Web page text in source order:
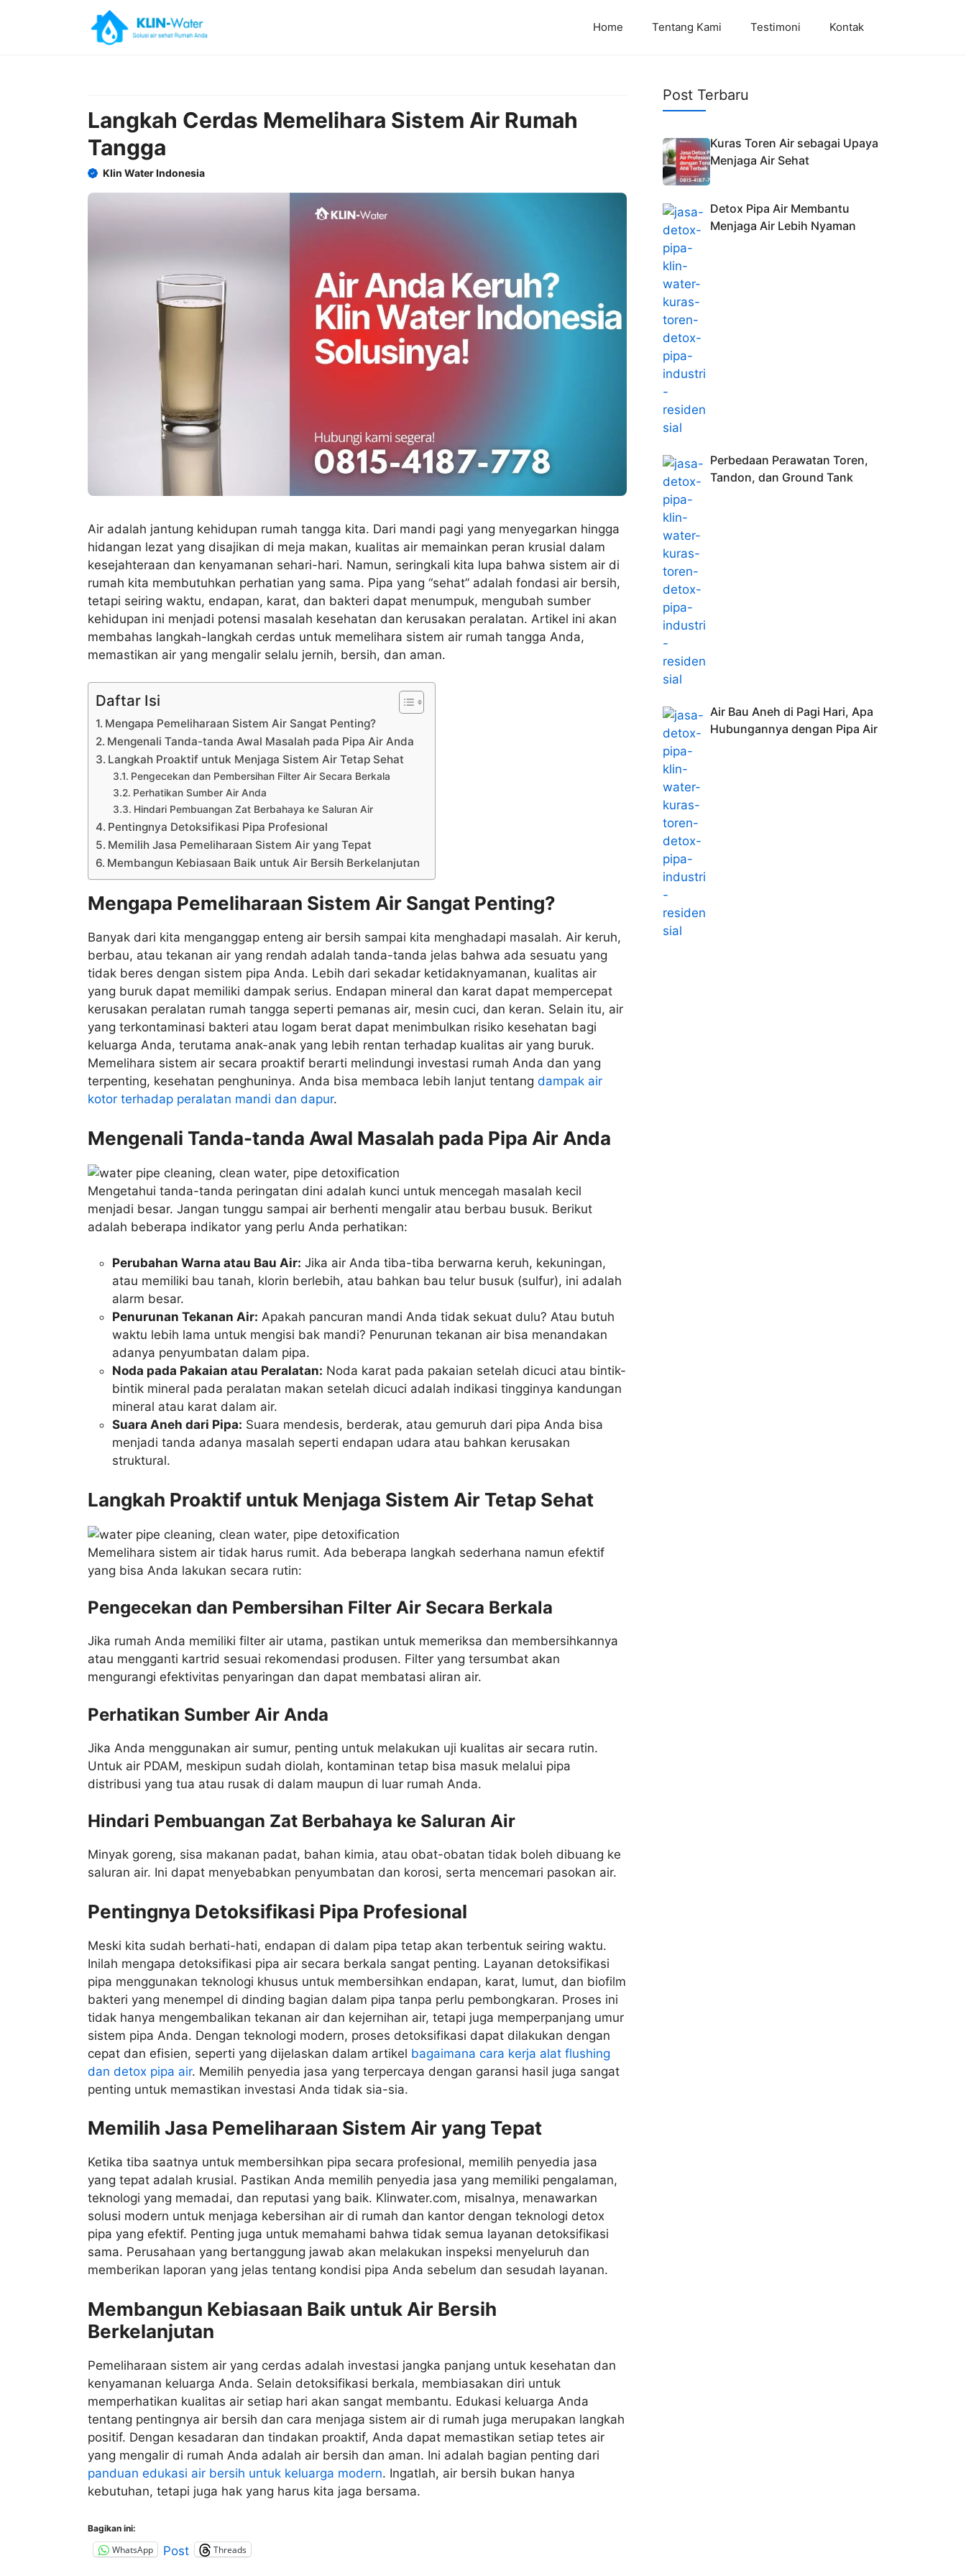
Home Tentang Kami Testimoni Kontak
Langkah Cerdas Memelihara Sistem Air Rumah
Tangga
Klin Water Indonesia
Air adalah jantung kehidupan rumah tangga kita. Dari mandi pagi yang menyegarkan hingga
hidangan lezat yang disajikan di meja makan, kualitas air memainkan peran krusial dalam
kesejahteraan dan kenyamanan sehari-hari. Namun, seringkali kita lupa bahwa sistem air di
rumah kita membutuhkan perhatian yang sama. Pipa yang “sehat” adalah fondasi air bersih,
tetapi seiring waktu, endapan, karat, dan bakteri dapat menumpuk, mengubah sumber
kehidupan ini menjadi potensi masalah kesehatan dan kerusakan peralatan. Artikel ini akan
membahas langkah-langkah cerdas untuk memelihara sistem air rumah tangga Anda,
memastikan air yang mengalir selalu jernih, bersih, dan aman.
Daftar Isi
Mengapa Pemeliharaan Sistem Air Sangat Penting?
Mengenali Tanda-tanda Awal Masalah pada Pipa Air Anda
Langkah Proaktif untuk Menjaga Sistem Air Tetap Sehat
Pengecekan dan Pembersihan Filter Air Secara Berkala
Perhatikan Sumber Air Anda
Hindari Pembuangan Zat Berbahaya ke Saluran Air
Pentingnya Detoksifikasi Pipa Profesional
Memilih Jasa Pemeliharaan Sistem Air yang Tepat
Membangun Kebiasaan Baik untuk Air Bersih Berkelanjutan
Mengapa Pemeliharaan Sistem Air Sangat Penting?
Banyak dari kita menganggap enteng air bersih sampai kita menghadapi masalah. Air keruh,
berbau, atau tekanan air yang rendah adalah tanda-tanda jelas bahwa ada sesuatu yang
tidak beres dengan sistem pipa Anda. Lebih dari sekadar ketidaknyamanan, kualitas air
yang buruk dapat memiliki dampak serius. Endapan mineral dan karat dapat mempercepat
kerusakan peralatan rumah tangga seperti pemanas air, mesin cuci, dan keran. Selain itu, air
yang terkontaminasi bakteri atau logam berat dapat menimbulkan risiko kesehatan bagi
keluarga Anda, terutama anak-anak yang lebih rentan terhadap kualitas air yang buruk.
Memelihara sistem air secara proaktif berarti melindungi investasi rumah Anda dan yang
terpenting, kesehatan penghuninya. Anda bisa membaca lebih lanjut tentang dampak air
kotor terhadap peralatan mandi dan dapur.
Mengenali Tanda-tanda Awal Masalah pada Pipa Air Anda
Mengetahui tanda-tanda peringatan dini adalah kunci untuk mencegah masalah kecil
menjadi besar. Jangan tunggu sampai air berhenti mengalir atau berbau busuk. Berikut
adalah beberapa indikator yang perlu Anda perhatikan:
Perubahan Warna atau Bau Air: Jika air Anda tiba-tiba berwarna keruh, kekuningan,
atau memiliki bau tanah, klorin berlebih, atau bahkan bau telur busuk (sulfur), ini adalah
alarm besar.
Penurunan Tekanan Air: Apakah pancuran mandi Anda tidak sekuat dulu? Atau butuh
waktu lebih lama untuk mengisi bak mandi? Penurunan tekanan air bisa menandakan
adanya penyumbatan dalam pipa.
Noda pada Pakaian atau Peralatan: Noda karat pada pakaian setelah dicuci atau bintik-
bintik mineral pada peralatan makan setelah dicuci adalah indikasi tingginya kandungan
mineral atau karat dalam air.
Suara Aneh dari Pipa: Suara mendesis, berderak, atau gemuruh dari pipa Anda bisa
menjadi tanda adanya masalah seperti endapan udara atau bahkan kerusakan
struktural.
Langkah Proaktif untuk Menjaga Sistem Air Tetap Sehat
Memelihara sistem air tidak harus rumit. Ada beberapa langkah sederhana namun efektif
yang bisa Anda lakukan secara rutin:
Pengecekan dan Pembersihan Filter Air Secara Berkala
Jika rumah Anda memiliki filter air utama, pastikan untuk memeriksa dan membersihkannya
atau mengganti kartrid sesuai rekomendasi produsen. Filter yang tersumbat akan
mengurangi efektivitas penyaringan dan dapat membatasi aliran air.
Perhatikan Sumber Air Anda
Jika Anda menggunakan air sumur, penting untuk melakukan uji kualitas air secara rutin.
Untuk air PDAM, meskipun sudah diolah, kontaminan tetap bisa masuk melalui pipa
distribusi yang tua atau rusak di dalam maupun di luar rumah Anda.
Hindari Pembuangan Zat Berbahaya ke Saluran Air
Minyak goreng, sisa makanan padat, bahan kimia, atau obat-obatan tidak boleh dibuang ke
saluran air. Ini dapat menyebabkan penyumbatan dan korosi, serta mencemari pasokan air.
Pentingnya Detoksifikasi Pipa Profesional
Meski kita sudah berhati-hati, endapan di dalam pipa tetap akan terbentuk seiring waktu.
Inilah mengapa detoksifikasi pipa air secara berkala sangat penting. Layanan detoksifikasi
pipa menggunakan teknologi khusus untuk membersihkan endapan, karat, lumut, dan biofilm
bakteri yang menempel di dinding bagian dalam pipa tanpa perlu pembongkaran. Proses ini
tidak hanya mengembalikan tekanan air dan kejernihan air, tetapi juga memperpanjang umur
sistem pipa Anda. Dengan teknologi modern, proses detoksifikasi dapat dilakukan dengan
cepat dan efisien, seperti yang dijelaskan dalam artikel bagaimana cara kerja alat flushing
dan detox pipa air. Memilih penyedia jasa yang terpercaya dengan garansi hasil juga sangat
penting untuk memastikan investasi Anda tidak sia-sia.
Memilih Jasa Pemeliharaan Sistem Air yang Tepat
Ketika tiba saatnya untuk membersihkan pipa secara profesional, memilih penyedia jasa
yang tepat adalah krusial. Pastikan Anda memilih penyedia jasa yang memiliki pengalaman,
teknologi yang memadai, dan reputasi yang baik. Klinwater.com, misalnya, menawarkan
solusi modern untuk menjaga kebersihan air di rumah dan kantor dengan teknologi detox
pipa yang efektif. Penting juga untuk memahami bahwa tidak semua layanan detoksifikasi
sama. Perusahaan yang bertanggung jawab akan melakukan inspeksi menyeluruh dan
memberikan laporan yang jelas tentang kondisi pipa Anda sebelum dan sesudah layanan.
Membangun Kebiasaan Baik untuk Air Bersih
Berkelanjutan
Pemeliharaan sistem air yang cerdas adalah investasi jangka panjang untuk kesehatan dan
kenyamanan keluarga Anda. Selain detoksifikasi berkala, membiasakan diri untuk
memperhatikan kualitas air setiap hari akan sangat membantu. Edukasi keluarga Anda
tentang pentingnya air bersih dan cara menjaga sistem air di rumah juga merupakan langkah
positif. Dengan kesadaran dan tindakan proaktif, Anda dapat memastikan setiap tetes air
yang mengalir di rumah Anda adalah air bersih dan aman. Ini adalah bagian penting dari
panduan edukasi air bersih untuk keluarga modern. Ingatlah, air bersih bukan hanya
kebutuhan, tetapi juga hak yang harus kita jaga bersama.
Bagikan ini:
WhatsApp Post Threads
Post Terbaru
Kuras Toren Air sebagai Upaya
Menjaga Air Sehat
Detox Pipa Air Membantu
Menjaga Air Lebih Nyaman
Perbedaan Perawatan Toren,
Tandon, dan Ground Tank
Air Bau Aneh di Pagi Hari, Apa
Hubungannya dengan Pipa Air